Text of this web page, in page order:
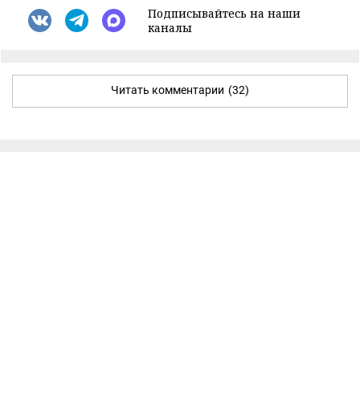
Подписывайтесь на наши
каналы
Читать комментарии (32)